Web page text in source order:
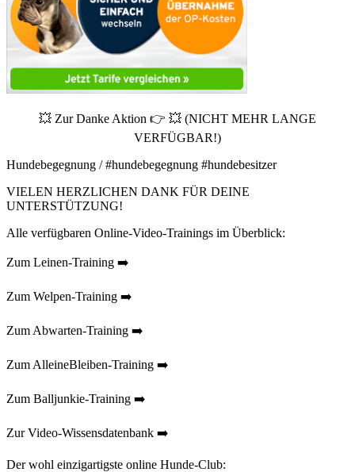
💥 Zur Danke Aktion 👉 💥 (NICHT MEHR LANGE
VERFÜGBAR!)
Hundebegegnung / #hundebegegnung #hundebesitzer
VIELEN HERZLICHEN DANK FÜR DEINE
UNTERSTÜTZUNG!
Alle verfügbaren Online-Video-Trainings im Überblick:
Zum Leinen-Training ➡️
Zum Welpen-Training ➡️
Zum Abwarten-Training ➡️
Zum AlleineBleiben-Training ➡️
Zum Balljunkie-Training ➡️
Zur Video-Wissensdatenbank ➡️
Der wohl einzigartigste online Hunde-Club: